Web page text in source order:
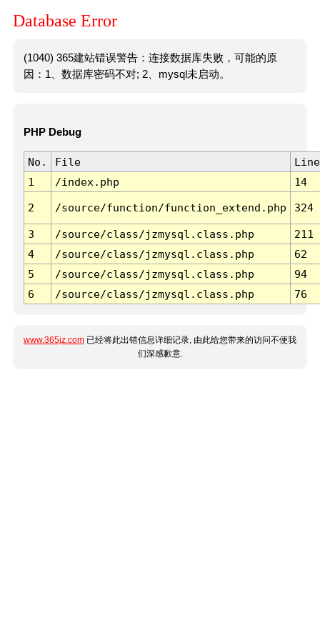
Database Error
(1040) 365建站错误警告：连接数据库失败，可能的原
因：1、数据库密码不对; 2、mysql未启动。
PHP Debug
No. File
Line
1
/index.php 14
2 /source/function/function_extend.php 324
3 /source/class/jzmysql.class.php
211
4
/source/class/jzmysql.class.php
62
5
/source/class/jzmysql.class.php
94
6
/source/class/jzmysql.class.php 76
www.365jz.com 已经将此出错信息详细记录, 由此给您带来的访问不便我
们深感歉意.